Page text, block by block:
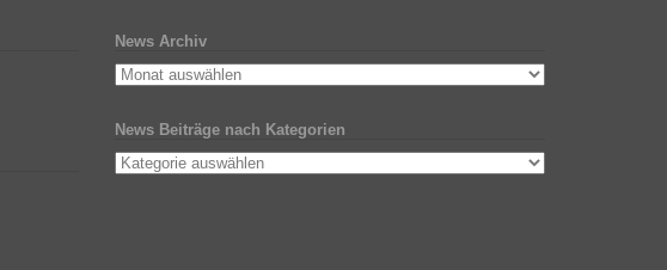
News Archiv
News Beiträge nach Kategorien